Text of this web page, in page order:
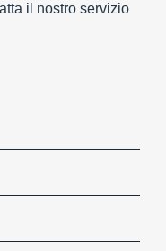
il nostro servizio